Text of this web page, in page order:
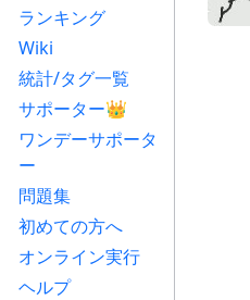
ランキング
Wiki
統計/タグ一覧
サポーター👑
ワンデーサポータ
ー
問題集
初めての方へ
オンライン実行
ヘルプ